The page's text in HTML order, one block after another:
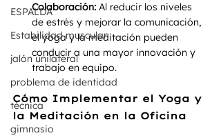
ESPALDA
Estabilidad muscular
jalón unilateral
problema de identidad
técnica
gimnasio
Colaboración: Al reducir los niveles
de estrés y mejorar la comunicación,
el yoga y la meditación pueden
conducir a una mayor innovación y
trabajo en equipo.
Cómo Implementar el Yoga y
la Meditación en la Oficina